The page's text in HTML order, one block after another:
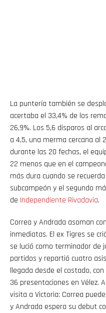
La puntería también se
acertaba el 33,4% de los
26,9%. Los 5,6 disparos al
a 4,5, una merma cercana al
durante las 20 fechas, el
22 menos que en el
más dura cuando se
subcampeón y el segundo
de Independiente Rivadavia.
Correa y Andrada asoman
inmediatas. El ex Tigres se
se lució como terminador de
partidos y repartió cuatro
llegada desde el costado,
36 presentaciones en Vélez.
visita a Victoria: Correa
y Andrada espera su debut